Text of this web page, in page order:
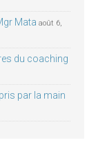
Mata août 6,
du coaching
par la main